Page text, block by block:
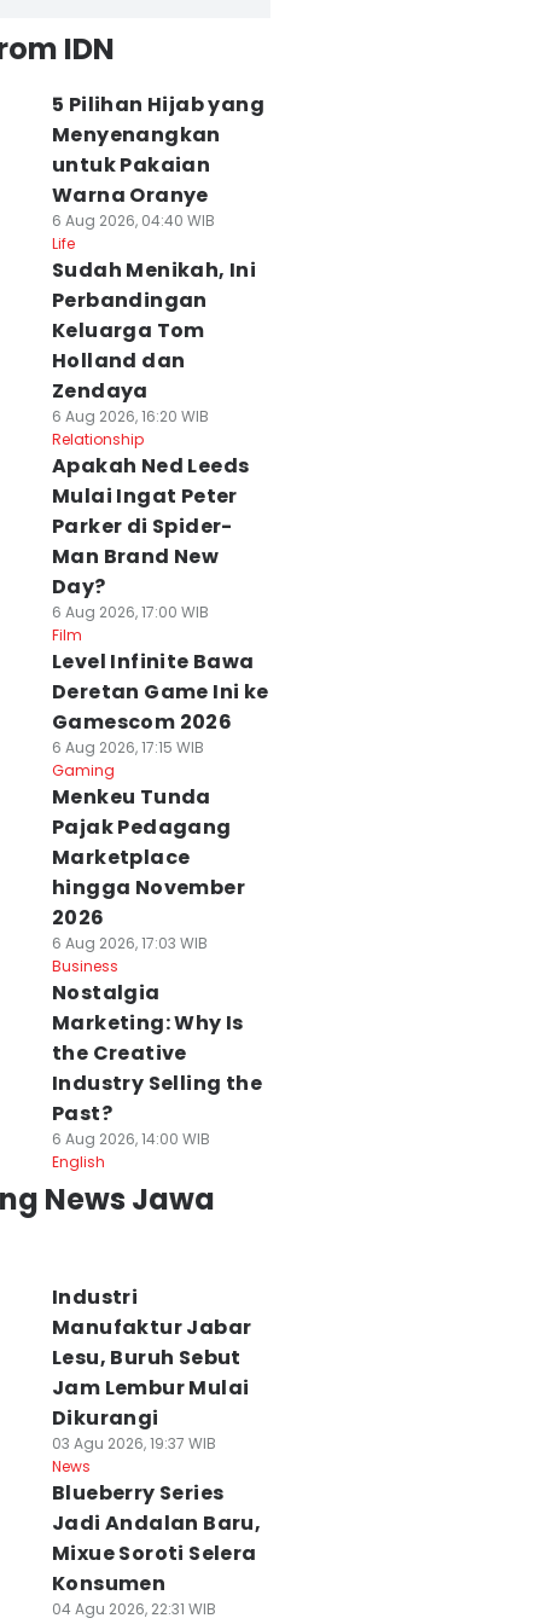
IDN
5 Pilihan Hijab yang
Menyenangkan
untuk Pakaian
Warna Oranye
6 Aug 2026, 04:40 WIB
Life
Sudah Menikah, Ini
Perbandingan
Keluarga Tom
Holland dan
Zendaya
6 Aug 2026, 16:20 WIB
Relationship
Apakah Ned Leeds
Mulai Ingat Peter
Parker di Spider-
Man Brand New
Day?
6 Aug 2026, 17:00 WIB
Film
Level Infinite Bawa
Deretan Game Ini ke
Gamescom 2026
6 Aug 2026, 17:15 WIB
Gaming
Menkeu Tunda
Pajak Pedagang
Marketplace
hingga November
2026
6 Aug 2026, 17:03 WIB
Business
Nostalgia
Marketing: Why Is
the Creative
Industry Selling the
Past?
6 Aug 2026, 14:00 WIB
English
News Jawa
Industri
Manufaktur Jabar
Lesu, Buruh Sebut
Jam Lembur Mulai
Dikurangi
03 Agu 2026, 19:37 WIB
News
Blueberry Series
Jadi Andalan Baru,
Mixue Soroti Selera
Konsumen
04 Agu 2026, 22:31 WIB